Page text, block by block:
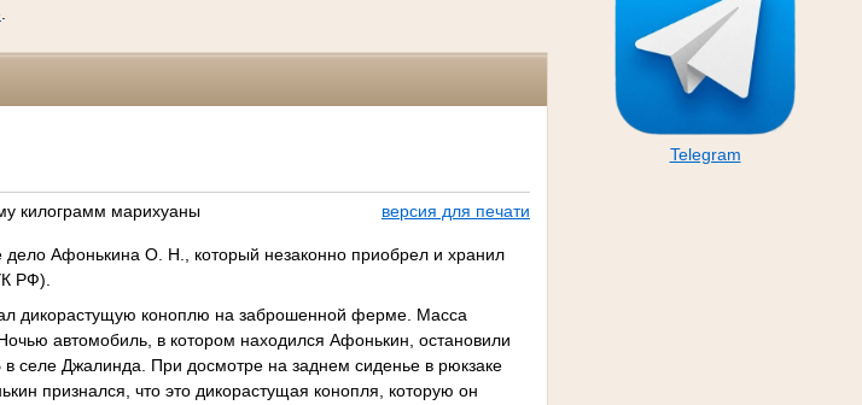
Telegram
.
килограмм марихуаны
версия для печати
дело Афонькина О. Н., который незаконно приобрел и хранил
РФ).
дикорастущую коноплю на заброшенной ферме. Масса
автомобиль, в котором находился Афонькин, остановили
селе Джалинда. При досмотре на заднем сиденье в рюкзаке
признался, что это дикорастущая конопля, которую он